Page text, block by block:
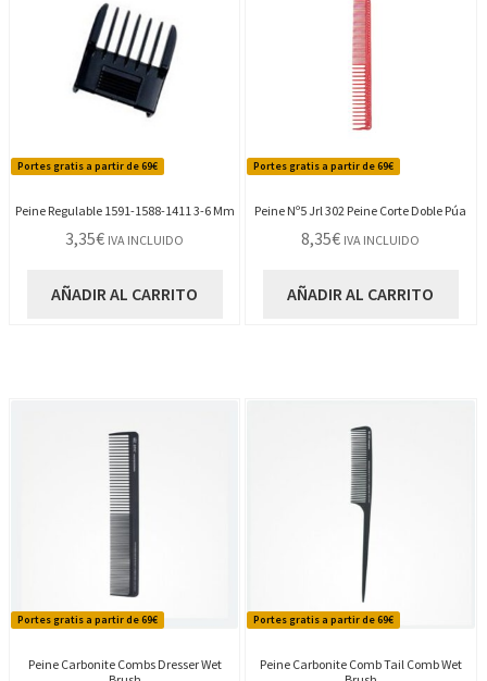
Portes gratis a partir de 69€
Peine Regulable 1591-1588-1411 3-6 Mm
3,35€ IVA INCLUIDO
AÑADIR AL CARRITO
Portes gratis a partir de 69€
Peine Nº5 Jrl 302 Peine Corte Doble Púa
8,35€ IVA INCLUIDO
AÑADIR AL CARRITO
Portes gratis a partir de 69€
Peine Carbonite Combs Dresser Wet
Portes gratis a partir de 69€
Peine Carbonite Comb Tail Comb Wet